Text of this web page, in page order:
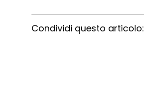
Condividi questo articolo: